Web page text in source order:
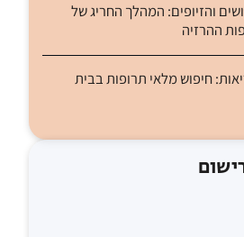
והזיופים: המהלך החריג של
ההרזיה
חיפוש מלאי תרופות בבית